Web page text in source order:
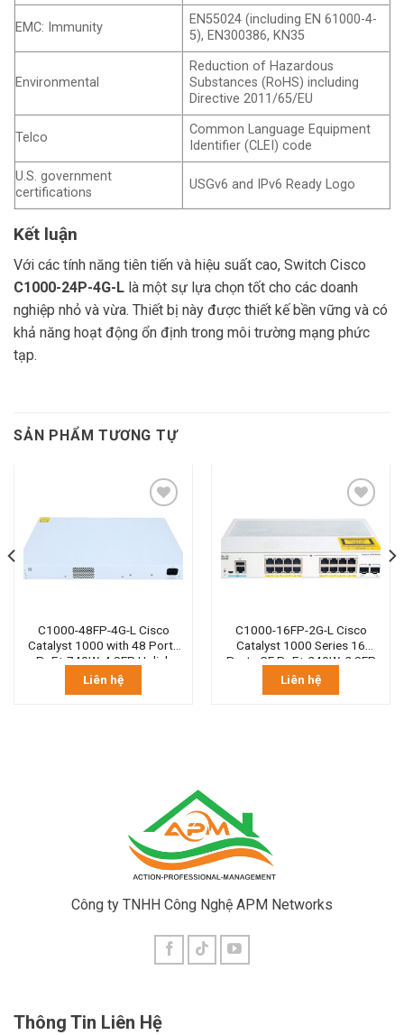
EMC: Immunity
EN55024 (including EN 61000-4-
5), EN300386, KN35
Environmental
Reduction of Hazardous
Substances (RoHS) including
Directive 2011/65/EU
Telco
Common Language Equipment
Identifier (CLEI) code
U.S. government
certifications
USGv6 and IPv6 Ready Logo
Kết luận
Với các tính năng tiên tiến và hiệu suất cao, Switch Cisco
C1000-24P-4G-L là một sự lựa chọn tốt cho các doanh
nghiệp nhỏ và vừa. Thiết bị này được thiết kế bền vững và có
khả năng hoạt động ổn định trong môi trường mạng phức
tạp.
SẢN PHẨM TƯƠNG TỰ
C1000-48FP-4G-L Cisco
Catalyst 1000 with 48 Ports
PoE+ 740W, 4 SFP Uplink
Liên hệ
C1000-16FP-2G-L Cisco
Catalyst 1000 Series 16
Ports GE PoE+ 240W, 2 SFP
Liên hệ
Công ty TNHH Công Nghệ APM Networks
Thông Tin Liên Hệ